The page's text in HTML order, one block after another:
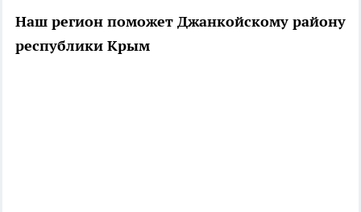
Наш регион поможет Джанкойскому району
республики Крым